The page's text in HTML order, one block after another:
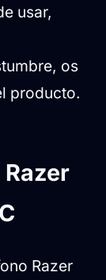
usar,
os
producto.
Razer